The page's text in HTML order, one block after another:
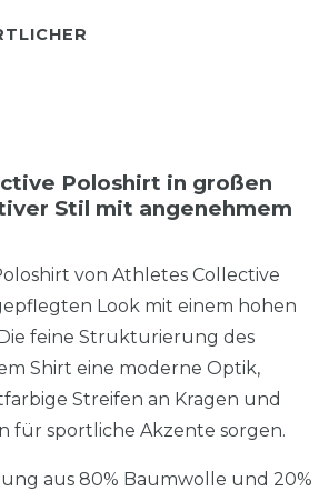
Poloshirt in großen
Stil mit angenehmem
von Athletes Collective
Look mit einem hohen
feine Strukturierung des
Shirt eine moderne Optik,
Streifen an Kragen und
für sportliche Akzente sorgen.
aus 80% Baumwolle und 20%